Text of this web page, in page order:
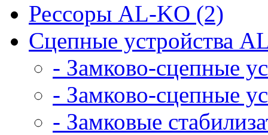
Рессоры AL-KO (2)
Сцепные устройства
- Замково-сцепные
- Замково-сцепные
- Замковые